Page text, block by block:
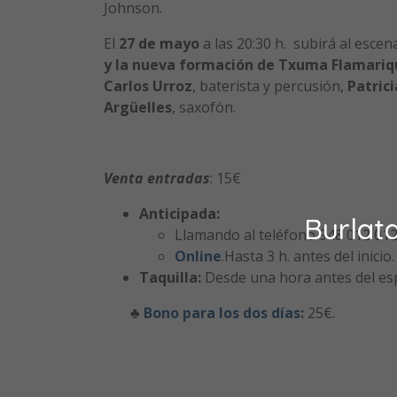
Johnson.
El 27 de mayo a las 20:30 h. subirá al
y la nueva formación de Txuma
Carlos Urroz, baterista y percusión,
Argüelles, saxofón.
Venta entradas: 15€
Anticipada:
Llamando al teléfono 948 012
Online.Hasta 3 h. antes del inicio.
Taquilla: Desde una hora antes del
♣ Bono para los dos días: 25€.